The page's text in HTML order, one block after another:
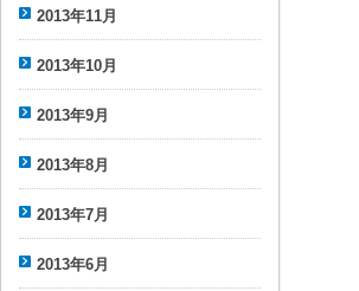
2013年11月
2013年10月
2013年9月
2013年8月
2013年7月
2013年6月